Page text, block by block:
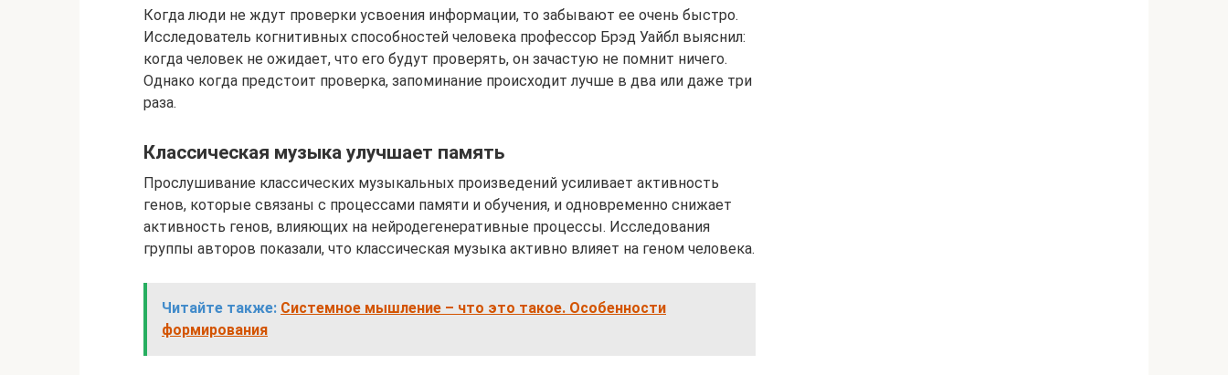
Когда люди не ждут проверки усвоения информации, то забывают ее очень быстро.
Исследователь когнитивных способностей человека профессор Брэд Уайбл выяснил:
когда человек не ожидает, что его будут проверять, он зачастую не помнит ничего.
Однако когда предстоит проверка, запоминание происходит лучше в два или даже три
раза.
Классическая музыка улучшает память
Прослушивание классических музыкальных произведений усиливает активность
генов, которые связаны с процессами памяти и обучения, и одновременно снижает
активность генов, влияющих на нейродегенеративные процессы. Исследования
группы авторов показали, что классическая музыка активно влияет на геном человека.
Читайте также: Системное мышление – что это такое. Особенности
формирования